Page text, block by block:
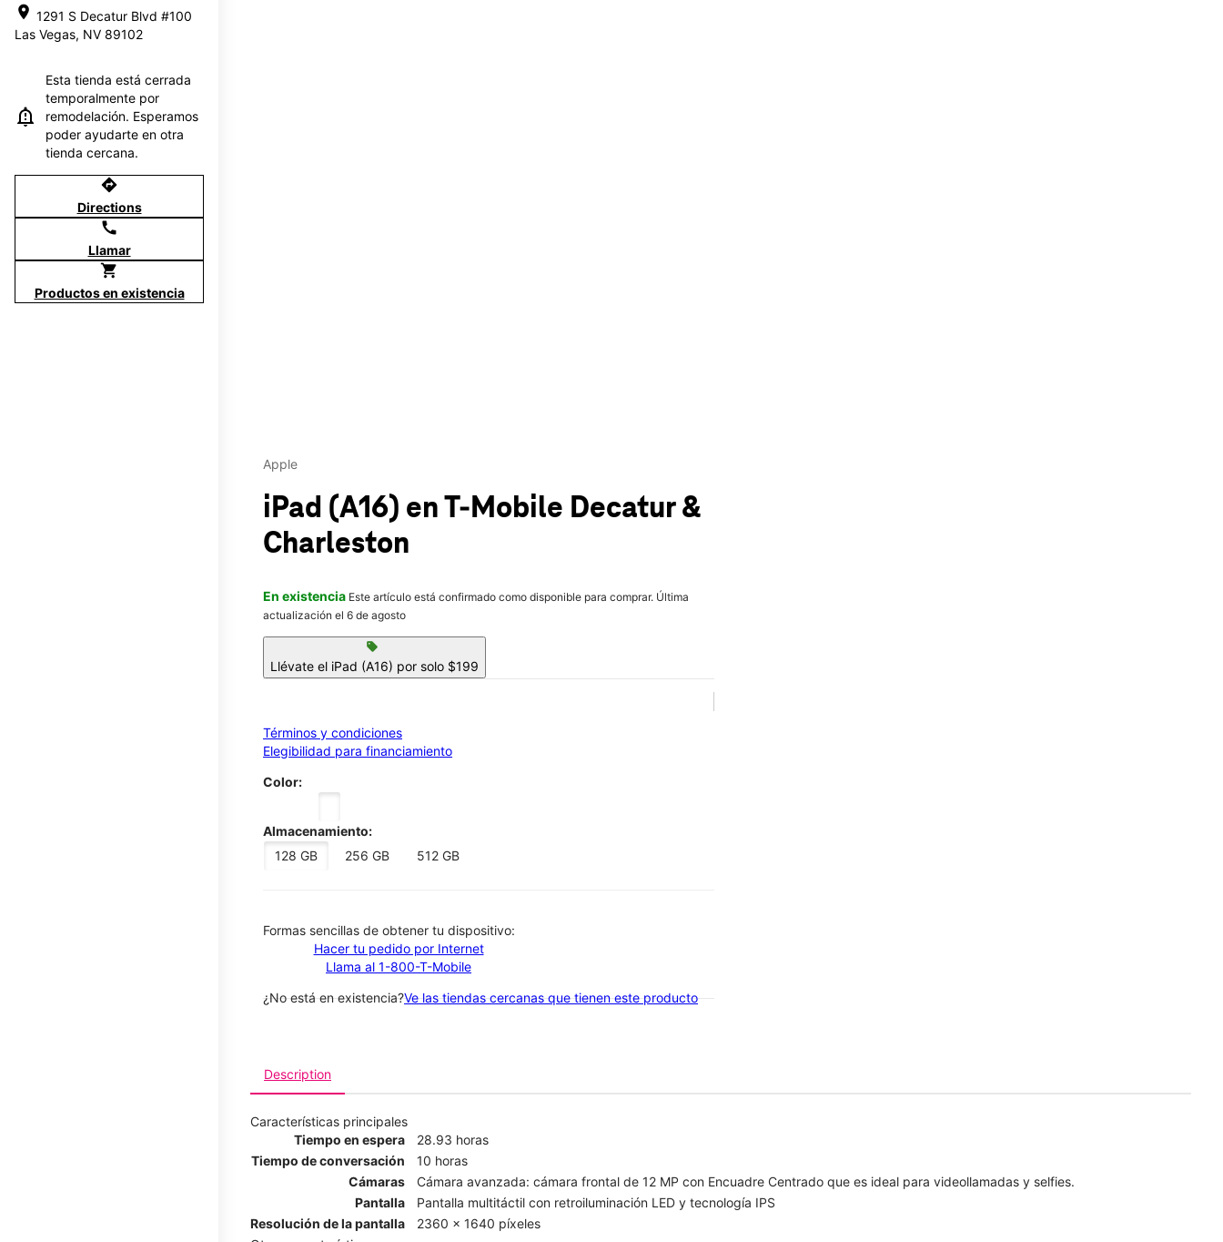
location_on 1291 S Decatur Blvd #100
Las Vegas, NV 89102
Esta tienda está cerrada
temporalmente por
remodelación. Esperamos
poder ayudarte en otra
tienda cercana.
directions
Directions
call
Llamar
shopping_cart
Productos en existencia
Apple
iPad (A16) en T-Mobile Decatur &
Charleston
En existencia Este artículo está confirmado como disponible para comprar. Última
actualización el 6 de agosto
sell
Llévate el iPad (A16) por solo $199
Términos y condiciones
Elegibilidad para financiamiento
Color:
Almacenamiento:
128 GB
256 GB 512 GB
​​​​​​​Formas sencillas de obtener tu dispositivo:
Hacer tu pedido por Internet
Llama al 1-800-T-Mobile
¿No está en existencia?Ve las tiendas cercanas que tienen este producto
Description
Características principales
Tiempo en espera
28.93 horas
Tiempo de conversación
10 horas
Cámaras
Cámara avanzada: cámara frontal de 12 MP con Encuadre Centrado que es ideal para videollamadas y selfies.
Pantalla
Pantalla multitáctil con retroiluminación LED y tecnología IPS
Resolución de la pantalla
2360 x 1640 píxeles